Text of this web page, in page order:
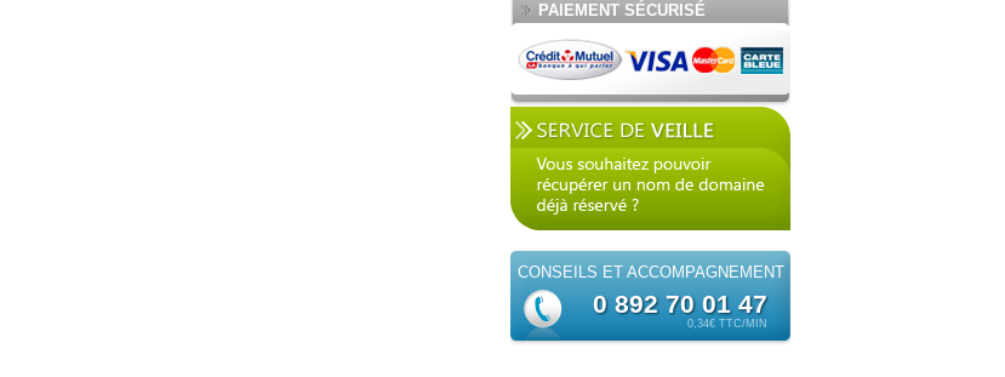
PAIEMENT SÉCURISÉ
CONSEILS ET ACCOMPAGNEMENT
0 892 70 01 47
0,34€ TTC/MIN